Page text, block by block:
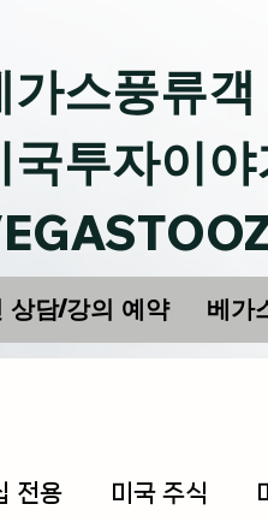
가스풍류객
국투자이야
상담/강의 예약 베가
전용 미국 주식